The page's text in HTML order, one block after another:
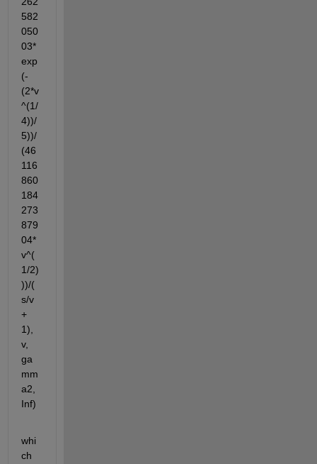
582
050
03*
exp
(-
(2*v
^(1/
4))/
5))/
(46
116
860
184
273
879
04*
v^(
1/2)
))/(
s/v
+
1),
v,
ga
mm
a2,
Inf)
whi
ch